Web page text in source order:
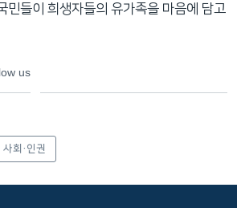
민들이 희생자들의 유가족을 마음에 담고
us
사회·인권